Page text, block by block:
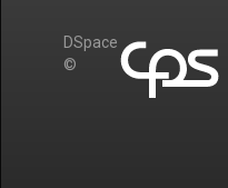
DSpace
©